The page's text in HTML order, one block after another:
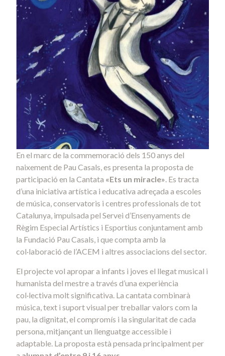
En el marc de la commemoració dels 150 anys del
naixement de Pau Casals, es presenta la proposta de
participació en la Cantata «Ets un miracle». Es tracta
d’una iniciativa artística i educativa adreçada a escoles
de música, conservatoris i centres professionals de tot
Catalunya, impulsada pel Servei d’Ensenyaments de
Règim Especial Artístics i Esportius conjuntament amb
la Fundació Pau Casals, i que compta amb la
col·laboració de l’ACEM i altres associacions del sector.
El projecte vol apropar a infants i joves el llegat musical i
humanista del mestre a través d’una experiència
col·lectiva molt significativa. La cantata combinarà
música, text i suport visual per treballar valors com la
pau, la dignitat, el compromís i la singularitat de cada
persona, mitjançant un llenguatge accessible i
adaptable. La proposta està pensada principalment per